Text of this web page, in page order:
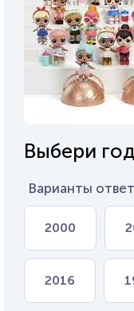
Выбери
Варианты
2000
2016